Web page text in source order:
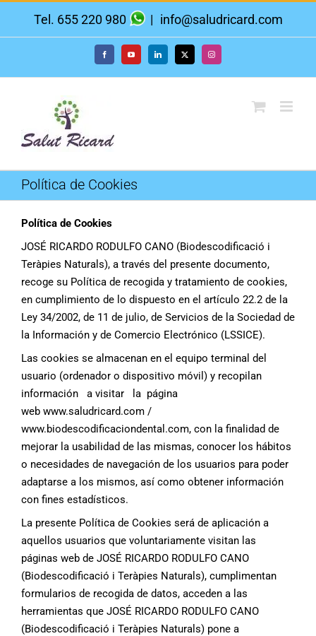
Tel. 655 220 980 | info@saludricard.com
FacebookYouTube LinkedIn X Instagram
Política de Cookies
Política de Cookies
JOSÉ RICARDO RODULFO CANO (Biodescodificació i
Teràpies Naturals), a través del presente documento,
recoge su Política de recogida y tratamiento de cookies,
en cumplimiento de lo dispuesto en el artículo 22.2 de la
Ley 34/2002, de 11 de julio, de Servicios de la Sociedad de
la Información y de Comercio Electrónico (LSSICE).
Las cookies se almacenan en el equipo terminal del
usuario (ordenador o dispositivo móvil) y recopilan
información a visitar la página
web www.saludricard.com /
www.biodescodificaciondental.com, con la finalidad de
mejorar la usabilidad de las mismas, conocer los hábitos
o necesidades de navegación de los usuarios para poder
adaptarse a los mismos, así como obtener información
con fines estadísticos.
La presente Política de Cookies será de aplicación a
aquellos usuarios que voluntariamente visitan las
páginas web de JOSÉ RICARDO RODULFO CANO
(Biodescodificació i Teràpies Naturals), cumplimentan
formularios de recogida de datos, acceden a las
herramientas que JOSÉ RICARDO RODULFO CANO
(Biodescodificació i Teràpies Naturals) pone a